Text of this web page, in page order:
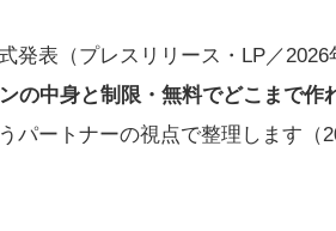
発表（プレスリリース・LP／2026
の中身と制限・無料でどこまで作
パートナーの視点で整理します（